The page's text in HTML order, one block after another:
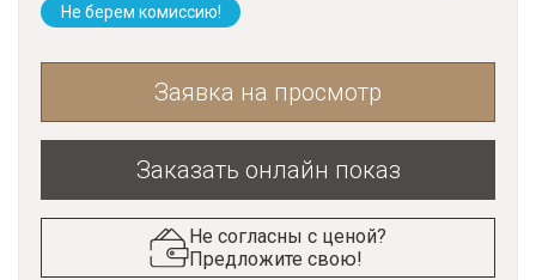
Не берем комиссию!
Заявка на просмотр
Заказать онлайн показ
Не согласны с ценой?
Предложите свою!